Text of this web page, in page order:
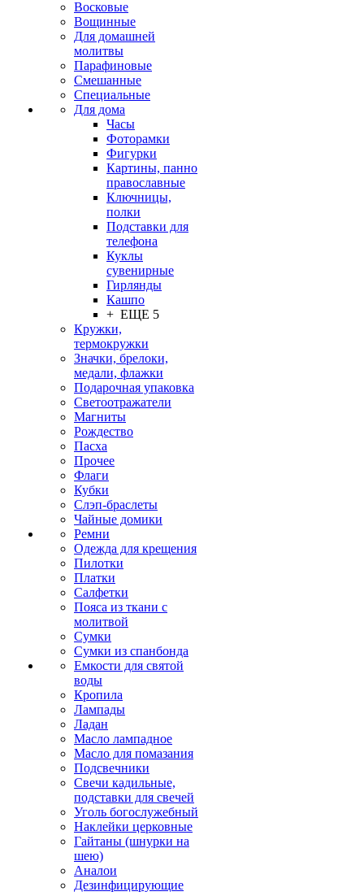
Восковые
Вощинные
Для домашней
молитвы
Парафиновые
Смешанные
Специальные
Для дома
Часы
Фоторамки
Фигурки
Картины, панно
православные
Ключницы,
полки
Подставки для
телефона
Куклы
сувенирные
Гирлянды
Кашпо
+ ЕЩЕ 5
Кружки,
термокружки
Значки, брелоки,
медали, флажки
Подарочная упаковка
Светоотражатели
Магниты
Рождество
Пасха
Прочее
Флаги
Кубки
Слэп-браслеты
Чайные домики
Ремни
Одежда для крещения
Пилотки
Платки
Салфетки
Пояса из ткани с
молитвой
Сумки
Сумки из спанбонда
Емкости для святой
воды
Кропила
Лампады
Ладан
Масло лампадное
Масло для помазания
Подсвечники
Свечи кадильные,
подставки для свечей
Уголь богослужебный
Наклейки церковные
Гайтаны (шнурки на
шею)
Аналои
Дезинфицирующие